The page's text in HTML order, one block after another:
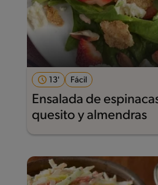
13' Fácil
Ensalada de
quesito y almendras